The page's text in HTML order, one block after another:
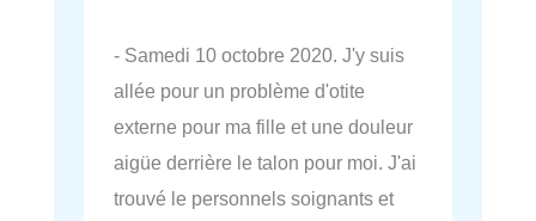
- Samedi 10 octobre 2020. J'y suis
allée pour un problème d'otite
externe pour ma fille et une douleur
aigüe derrière le talon pour moi. J'ai
trouvé le personnels soignants et